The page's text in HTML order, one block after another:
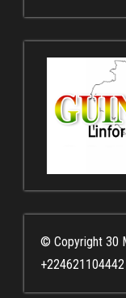
© Copyright 30
+224621104442